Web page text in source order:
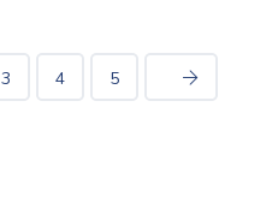
3 4 5